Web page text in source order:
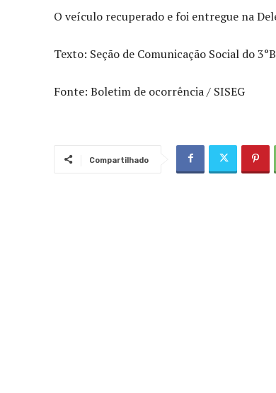
O veículo recuperado e foi entregue na
Texto: Seção de Comunicação Social do
Fonte: Boletim de ocorrência / SISEG
Compartilhado